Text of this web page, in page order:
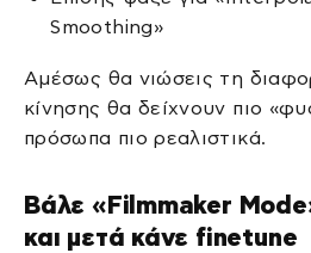
Smoothing»
Αμέσως θα νιώσεις τη
κίνησης θα δείχνουν πιο
πρόσωπα πιο ρεαλιστικά.
Βάλε «Filmmaker
και μετά κάνε finetune